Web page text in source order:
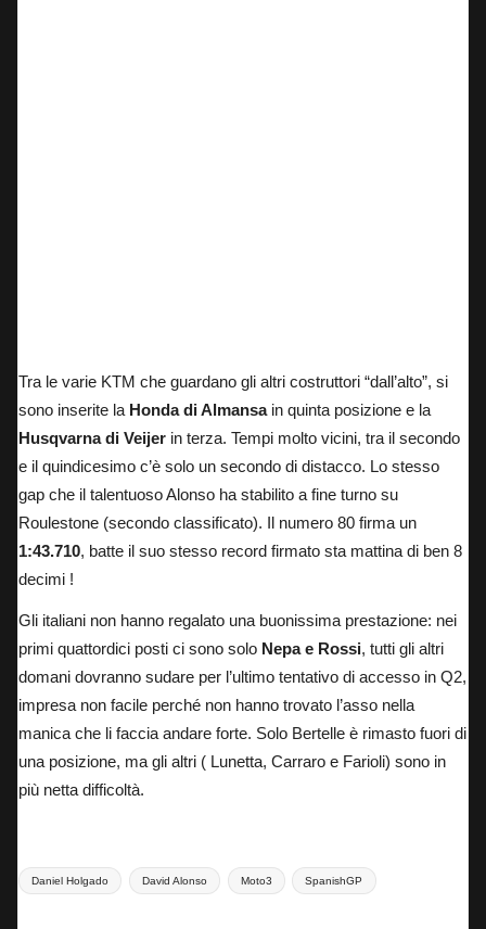
Tra le varie KTM che guardano gli altri costruttori “dall’alto”, si
sono inserite la Honda di Almansain quinta posizione e la
Husqvarna di Veijer in terza. Tempi molto vicini, tra il secondo
e il quindicesimo c’è solo un secondo di distacco. Lo stesso
gap che il talentuoso Alonso ha stabilito a fine turno su
Roulestone (secondo classificato). Il numero 80 firma un
1:43.710, batte il suo stesso record firmato sta mattina di ben 8
decimi !
Gli italiani non hanno regalato una buonissima prestazione: nei
primi quattordici posti ci sono solo Nepa e Rossi, tutti gli altri
domani dovranno sudare per l’ultimo tentativo di accesso in Q2,
impresa non facile perché non hanno trovato l’asso nella
manica che li faccia andare forte. Solo Bertelle è rimasto fuori di
una posizione, ma gli altri ( Lunetta, Carraro e Farioli) sono in
più netta difficoltà.
Tags:
Daniel Holgado David Alonso Moto3 SpanishGP